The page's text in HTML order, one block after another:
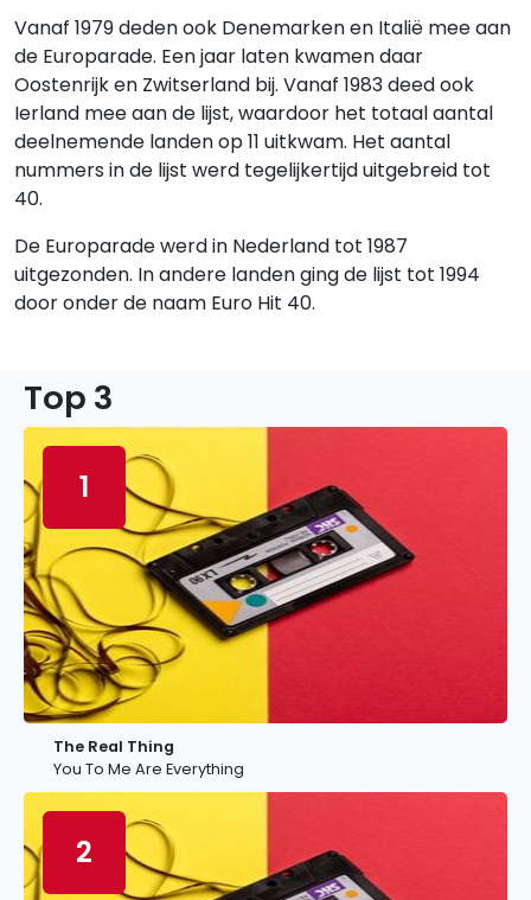
Vanaf 1979 deden ook Denemarken en Italië mee aan
de Europarade. Een jaar laten kwamen daar
Oostenrijk en Zwitserland bij. Vanaf 1983 deed ook
Ierland mee aan de lijst, waardoor het totaal aantal
deelnemende landen op 11 uitkwam. Het aantal
nummers in de lijst werd tegelijkertijd uitgebreid tot
40.
De Europarade werd in Nederland tot 1987
uitgezonden. In andere landen ging de lijst tot 1994
door onder de naam Euro Hit 40.
Top 3
1
The Real Thing
You To Me Are Everything
2